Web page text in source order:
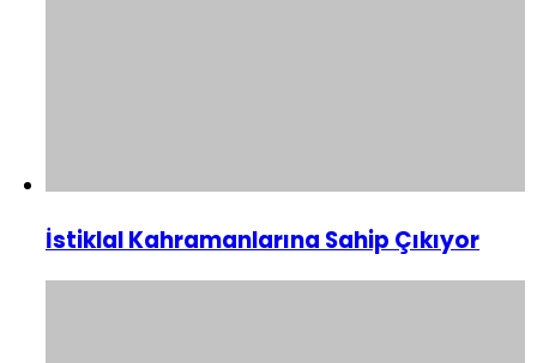
İstiklal Kahramanlarına Sahip Çıkıyor